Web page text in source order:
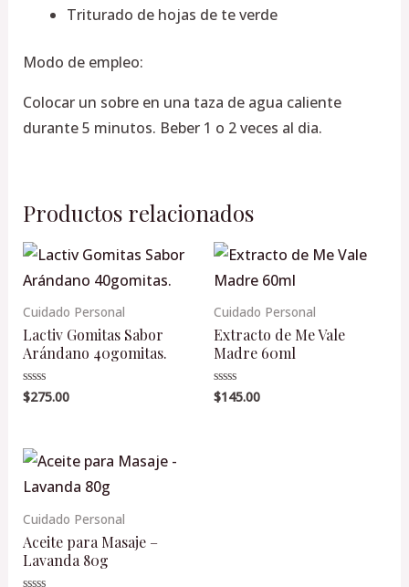
Triturado de hojas de te verde
Modo de empleo:
Colocar un sobre en una taza de agua caliente
durante 5 minutos. Beber 1 o 2 veces al dia.
Productos relacionados
Cuidado Personal
Lactiv Gomitas Sabor
Arándano 40gomitas.
Valorado
en
$275.00
Cuidado Personal
Extracto de Me Vale
Madre 60ml
Valorado
en
$145.00
Cuidado Personal
Aceite para Masaje –
Lavanda 80g